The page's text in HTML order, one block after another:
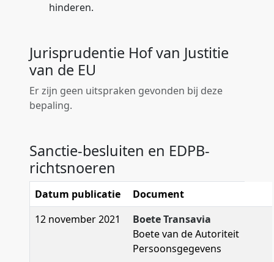
hinderen.
Jurisprudentie Hof van Justitie
van de EU
Er zijn geen uitspraken gevonden bij deze
bepaling.
Sanctie-besluiten en EDPB-
richtsnoeren
Datum publicatie
Document
12 november 2021
Boete Transavia
Boete van de Autoriteit
Persoonsgegevens